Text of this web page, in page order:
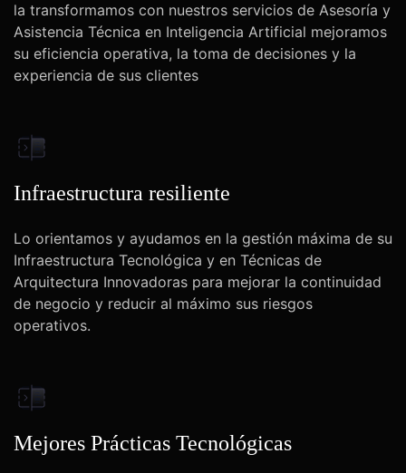
la transformamos con nuestros servicios de Asesoría y
Asistencia Técnica en Inteligencia Artificial mejoramos
su eficiencia operativa, la toma de decisiones y la
experiencia de sus clientes
Infraestructura resiliente
Lo orientamos y ayudamos en la gestión máxima de su
Infraestructura Tecnológica y en Técnicas de
Arquitectura Innovadoras para mejorar la continuidad
de negocio y reducir al máximo sus riesgos
operativos.
Mejores Prácticas Tecnológicas